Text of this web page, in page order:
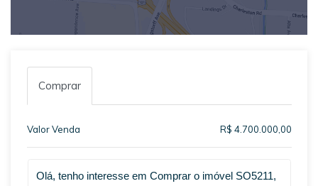
Comprar
Valor Venda R$ 4.700.000,00